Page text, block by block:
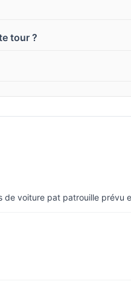
tour ?
de voiture pat patrouille prévu